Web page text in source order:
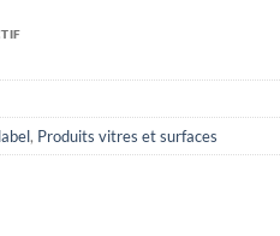
, Produits vitres et surfaces